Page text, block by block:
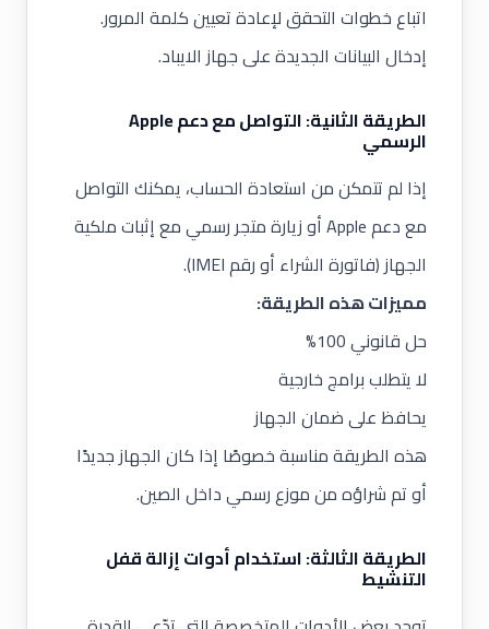
اتباع خطوات التحقق لإعادة تعيين كلمة المرور.
إدخال البيانات الجديدة على جهاز الايباد.
الطريقة الثانية: التواصل مع دعم Apple
الرسمي
إذا لم تتمكن من استعادة الحساب، يمكنك التواصل
مع دعمAppleأو زيارة متجر رسمي مع إثبات ملكية
الجهاز (فاتورة الشراء أو رقم IMEI).
مميزات هذه الطريقة:
حل قانوني 100%
لا يتطلب برامج خارجية
يحافظ على ضمان الجهاز
هذه الطريقة مناسبة خصوصًا إذا كان الجهاز جديدًا
أو تم شراؤه من موزع رسمي داخل الصين.
الطريقة الثالثة: استخدام أدوات إزالة قفل
التنشيط